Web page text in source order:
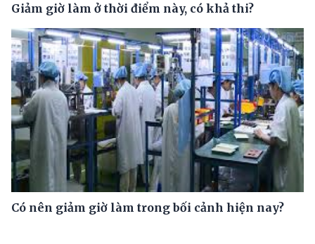
Giảm giờ làm ở thời điểm này, có khả thi?
Có nên giảm giờ làm trong bối cảnh hiện nay?